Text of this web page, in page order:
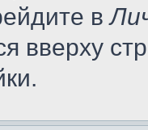
в
вверху